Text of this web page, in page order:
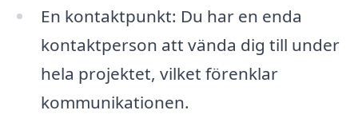
En kontaktpunkt: Du har en enda
kontaktperson att vända dig till under
hela projektet, vilket förenklar
kommunikationen.